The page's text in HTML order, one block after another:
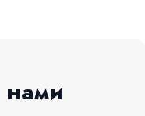
нами